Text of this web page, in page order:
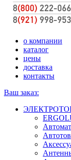
о компании
каталог
цены
доставка
контакты
Ваш заказ: